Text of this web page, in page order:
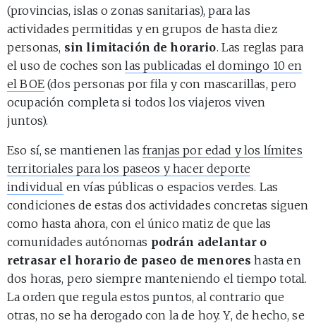
(provincias, islas o zonas sanitarias), para las
actividades permitidas y en grupos de hasta diez
personas, sin limitación de horario. Las reglas para
el uso de coches sonlas publicadas el domingo 10 en
el BOE(dos personas por fila y con mascarillas, pero
ocupación completa si todos los viajeros viven
juntos).
Eso sí, se mantienen lasfranjas por edad y los límites
territoriales para los paseos y hacer deporte
individual en vías públicas o espacios verdes. Las
condiciones de estas dos actividades concretas siguen
como hasta ahora, con el único matiz de que las
comunidades autónomas podrán adelantar o
retrasar el horario de paseo de menores hasta en
dos horas, pero siempre manteniendo el tiempo total.
La orden que regula estos puntos, al contrario que
otras, no se ha derogado con la de hoy. Y, de hecho, se